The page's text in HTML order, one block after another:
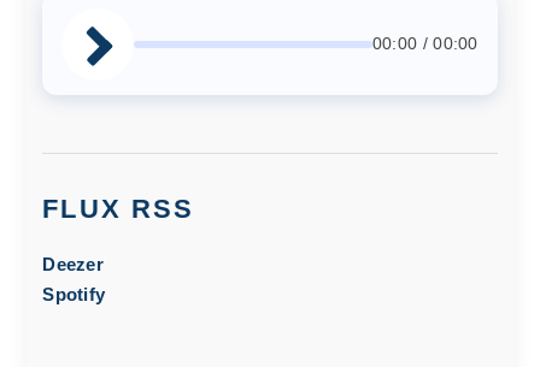
00:00 / 00:00
FLUX RSS
Deezer
Spotify